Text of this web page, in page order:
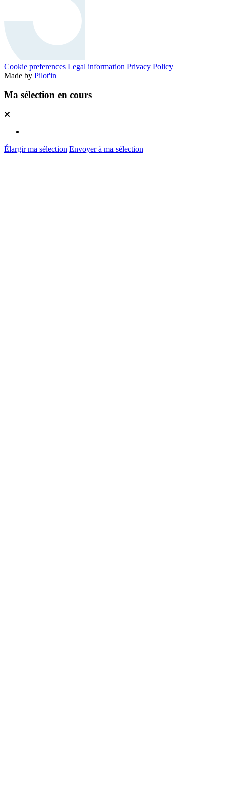
Cookie preferences Legal information Privacy Policy
Made by Pilot'in
Ma sélection en cours
Élargir ma sélection Envoyer à ma sélection